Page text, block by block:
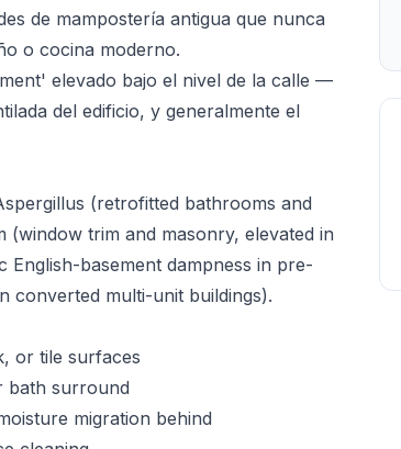
de mampostería antigua que nunca
o cocina moderno.
elevado bajo el nivel de la calle —
del edificio, y generalmente el
(retrofitted bathrooms and
(window trim and masonry, elevated in
basement dampness in pre-
converted multi-unit buildings).
or tile surfaces
bath surround
migration behind